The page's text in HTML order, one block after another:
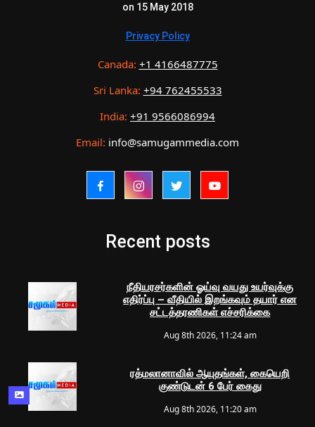
on 15 May 2018
Privacy Policy
Canada: +1 4166487775
Sri Lanka: +94 762455533
India: +91 9566086994
Email: info@samugammedia.com
Recent posts
நீதியரசர்களின் ஓய்வு வயது உயர்வுக்கு
எதிர்ப்பு – வீதியில் இறங்கவும் தயார் என
சட்டத்தரணிகள் எச்சரிக்கை
Aug 8th 2026, 11:24 am
ரத்மலானாவில் ஆயுதங்கள், கையெறி
குண்டுடன் 6 பேர் கைது
Aug 8th 2026, 11:20 am